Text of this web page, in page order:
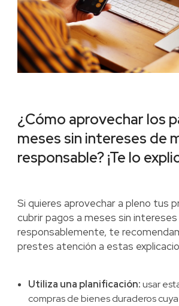
¿Cómo aprovechar los
meses sin intereses de
responsable? ¡Te lo
Si quieres aprovechar a pleno tus
cubrir pagos a meses sin intereses
responsablemente, te
prestes atención a estas
Utiliza una planificación:usar
compras de bienes duraderos